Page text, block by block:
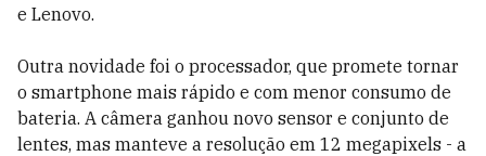
e Lenovo.
Outra novidade foi o processador, que promete tornar
o smartphone mais rápido e com menor consumo de
bateria. A câmera ganhou novo sensor e conjunto de
lentes, mas manteve a resolução em 12 megapixels - a